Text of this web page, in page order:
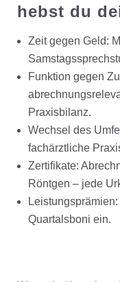
hebst du
Zeit gegen Geld:
Funktion gegen
Praxisbilanz.
Wechsel des
fachärztliche
Zertifikate:
Röntgen – jede
Quartalsboni ein.